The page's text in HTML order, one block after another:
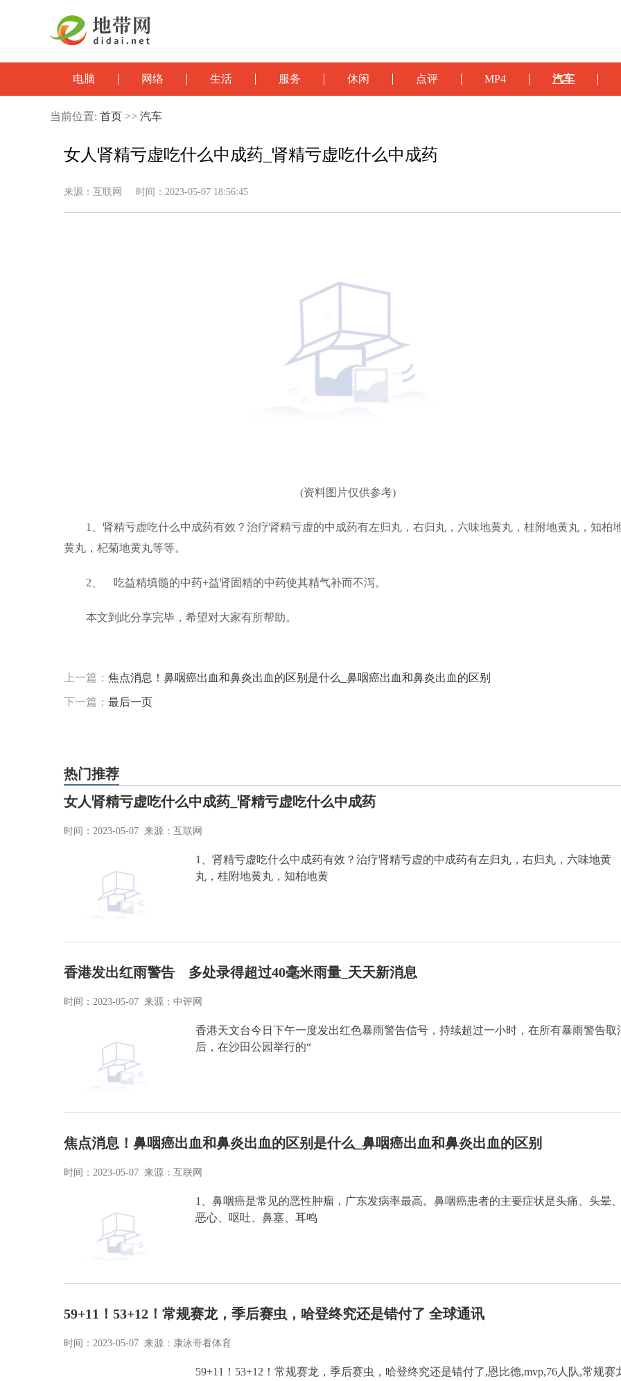
电脑 网络 生活 服务 休闲 点评 MP4 汽车
当前位置: 首页 >> 汽车
女人肾精亏虚吃什么中成药_肾精亏虚吃什么中成药
来源：互联网 时间：2023-05-07 18:56:45
(资料图片仅供参考)
1、肾精亏虚吃什么中成药有效？治疗肾精亏虚的中成药有左归丸，右归丸，六味地黄丸，桂附地黄丸，知柏
黄丸，杞菊地黄丸等等。
2、 吃益精填髓的中药+益肾固精的中药使其精气补而不泻。
本文到此分享完毕，希望对大家有所帮助。
上一篇： 焦点消息！鼻咽癌出血和鼻炎出血的区别是什么_鼻咽癌出血和鼻炎出血的区别
下一篇： 最后一页
热门推荐
女人肾精亏虚吃什么中成药_肾精亏虚吃什么中成药
时间：2023-05-07 来源：互联网
1、肾精亏虚吃什么中成药有效？治疗肾精亏虚的中成药有左归丸，右归丸，六味地黄
丸，桂附地黄丸，知柏地黄
香港发出红雨警告 多处录得超过40毫米雨量_天天新消息
时间：2023-05-07 来源：中评网
香港天文台今日下午一度发出红色暴雨警告信号，持续超过一小时，在所有暴雨警告取
后，在沙田公园举行的“
焦点消息！鼻咽癌出血和鼻炎出血的区别是什么_鼻咽癌出血和鼻炎出血的区别
时间：2023-05-07 来源：互联网
1、鼻咽癌是常见的恶性肿瘤，广东发病率最高。鼻咽癌患者的主要症状是头痛、头晕
恶心、呕吐、鼻塞、耳鸣
59+11！53+12！常规赛龙，季后赛虫，哈登终究还是错付了 全球通讯
时间：2023-05-07 来源：康泳哥看体育
59+11！53+12！常规赛龙，季后赛虫，哈登终究还是错付了,恩比德,mvp,76人队,常规赛